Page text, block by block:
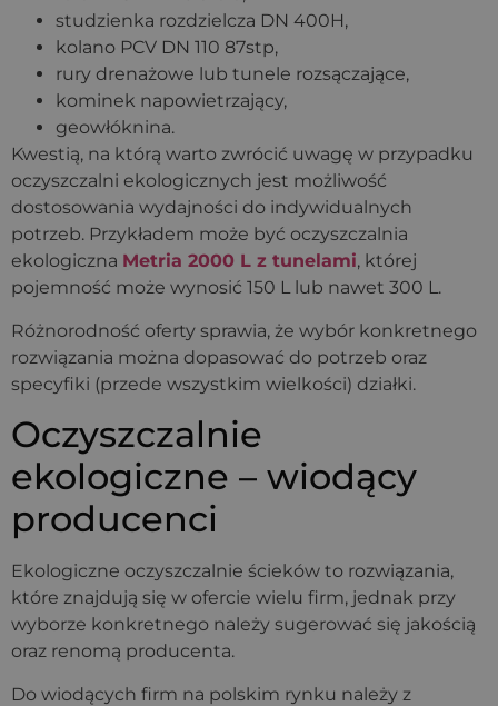
studzienka rozdzielcza DN 400H,
kolano PCV DN 110 87stp,
rury drenażowe lub tunele rozsączające,
kominek napowietrzający,
geowłóknina.
Kwestią, na którą warto zwrócić uwagę w przypadku
oczyszczalni ekologicznych jest możliwość
dostosowania wydajności do indywidualnych
potrzeb. Przykładem może być oczyszczalnia
ekologiczna Metria 2000 L z tunelami, której
pojemność może wynosić 150 L lub nawet 300 L.
Różnorodność oferty sprawia, że wybór konkretnego
rozwiązania można dopasować do potrzeb oraz
specyfiki (przede wszystkim wielkości) działki.
Oczyszczalnie
ekologiczne – wiodący
producenci
Ekologiczne oczyszczalnie ścieków to rozwiązania,
które znajdują się w ofercie wielu firm, jednak przy
wyborze konkretnego należy sugerować się jakością
oraz renomą producenta.
Do wiodących firm na polskim rynku należy z